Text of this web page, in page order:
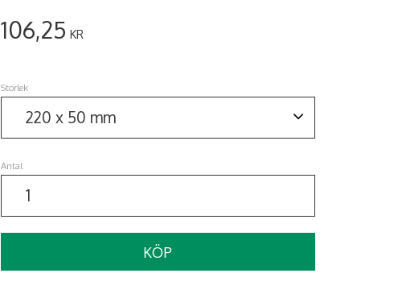
106,25 KR
Storlek
Antal
KÖP